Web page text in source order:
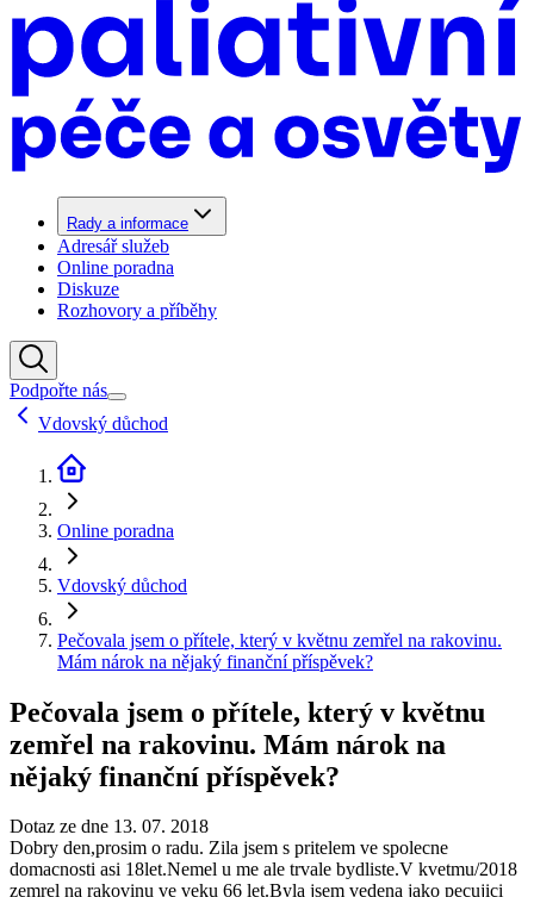
Rady a informace
Adresář služeb
Online poradna
Diskuze
Rozhovory a příběhy
Podpořte nás
Vdovský důchod
Online poradna
Vdovský důchod
Pečovala jsem o přítele, který v květnu zemřel na rakovinu.
Mám nárok na nějaký finanční příspěvek?
Pečovala jsem o přítele, který v květnu
zemřel na rakovinu. Mám nárok na
nějaký finanční příspěvek?
Dotaz ze dne 13. 07. 2018
Dobry den,prosim o radu. Zila jsem s pritelem ve spolecne
domacnosti asi 18let.Nemel u me ale trvale bydliste.V kvetmu/2018
zemrel na rakovinu ve veku 66 let.Byla jsem vedena jako pecujici